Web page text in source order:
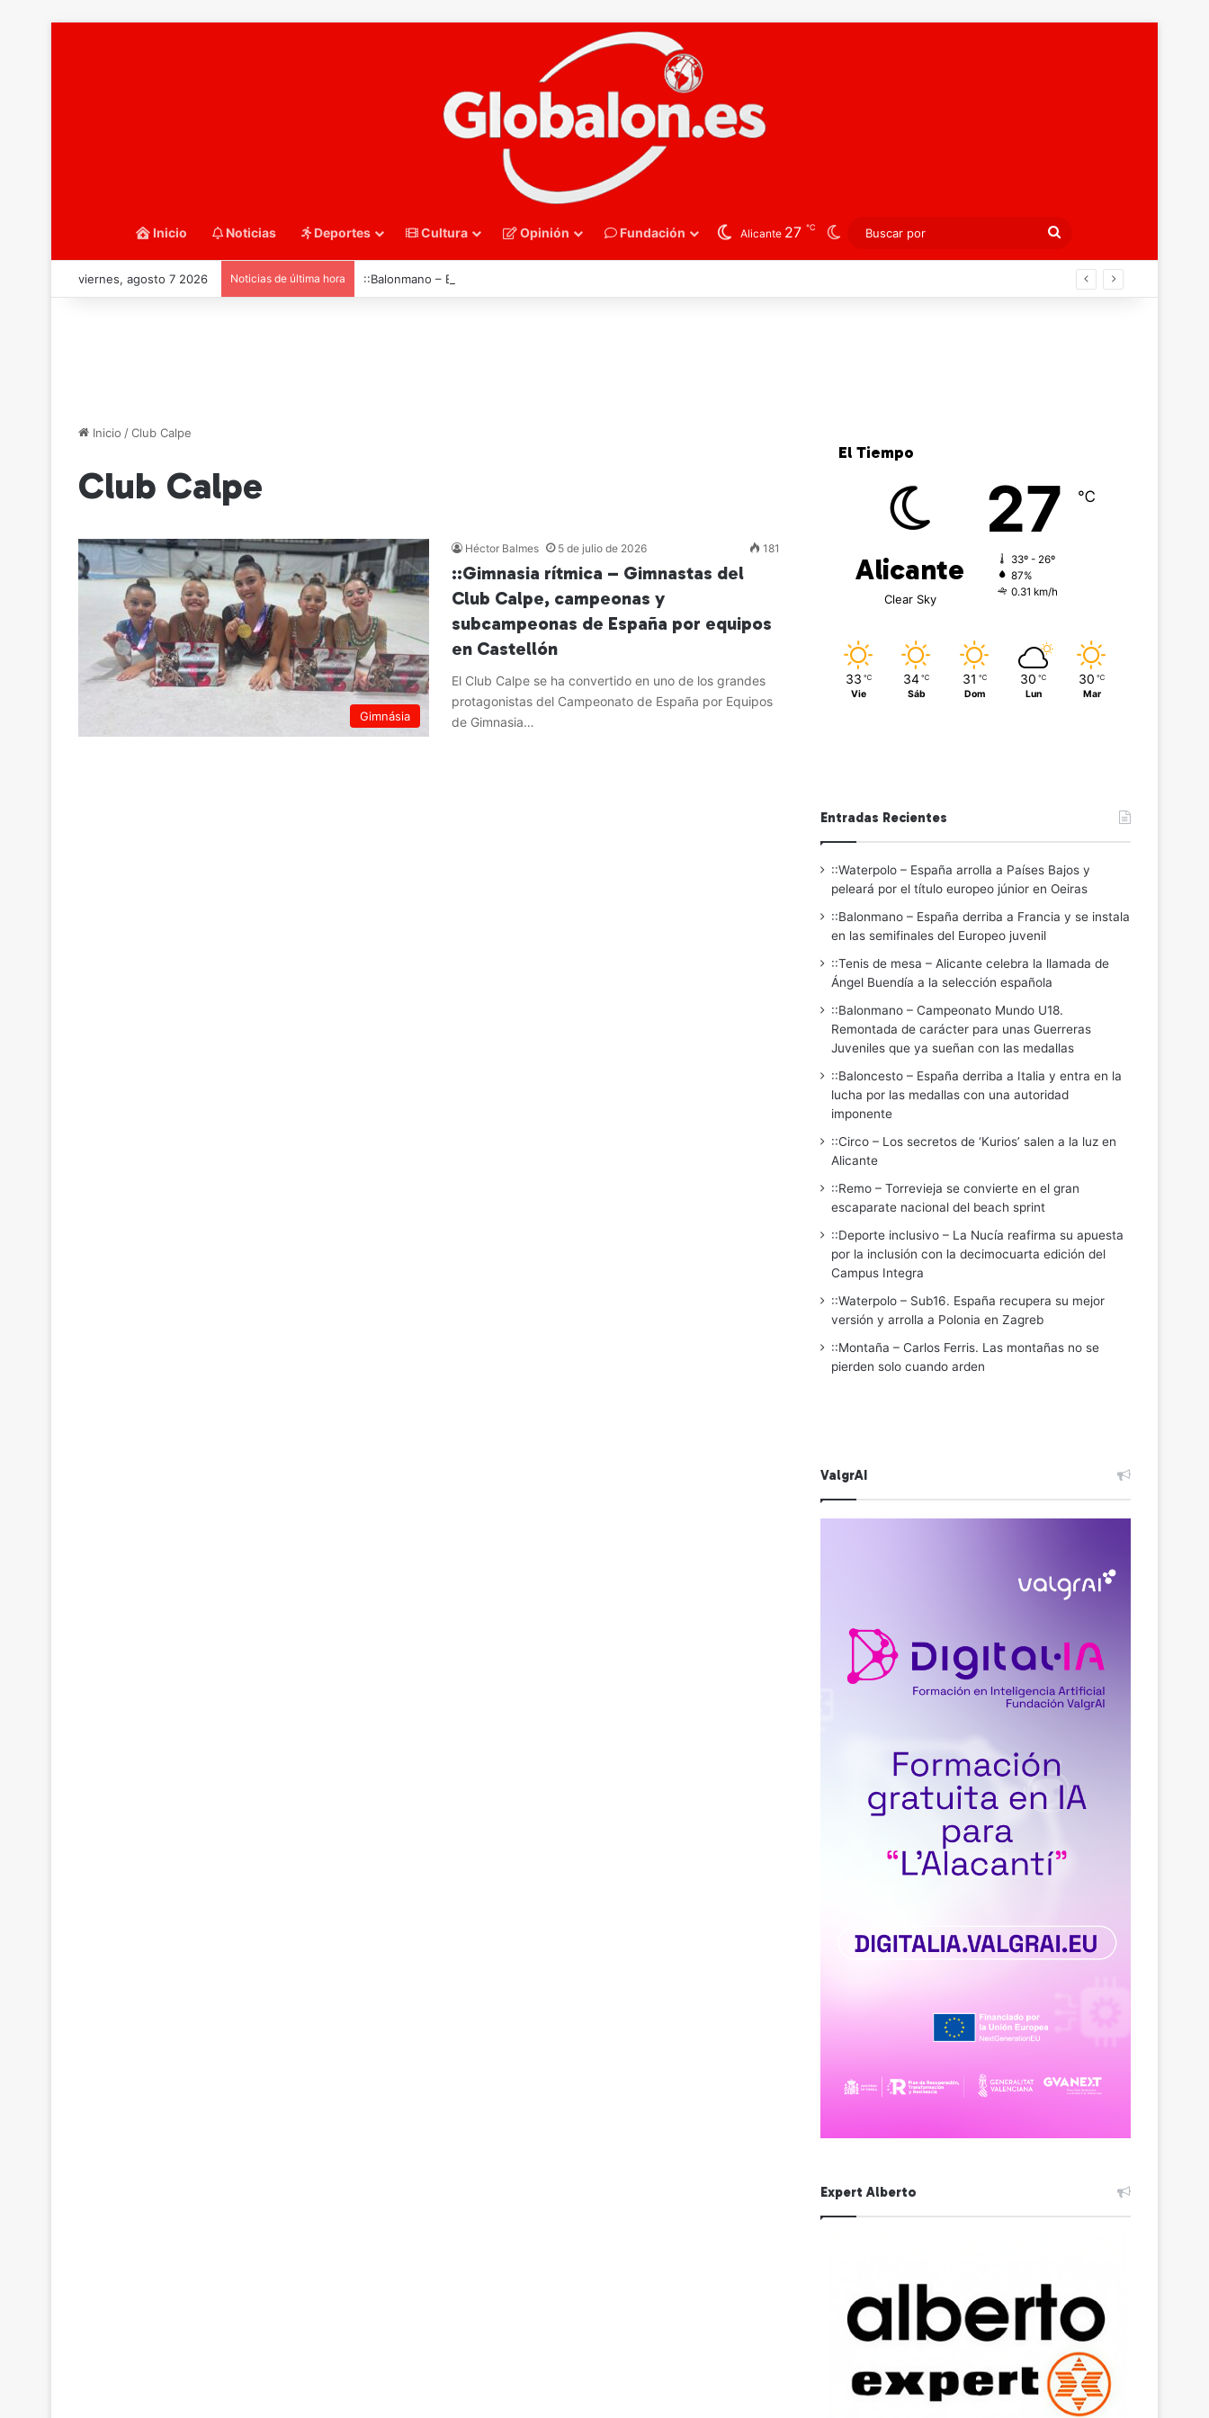
Inicio Noticias Deportes Cultura Opinión Fundación Alicante 27 ℃ Switch skin
por
viernes, agosto 7 2026 Noticias de última hora ::Balonmano – España derriba a Francia y se instala en las semifinales del Europeo juvenil
Inicio /Club Calpe
Club Calpe
Gimnásia
Héctor Balmes 5 de julio de 2026 181
::Gimnasia rítmica – Gimnastas del
Club Calpe, campeonas y
subcampeonas de España por equipos
en Castellón
El Club Calpe se ha convertido en uno de los grandes
protagonistas del Campeonato de España por Equipos
de Gimnasia…
El Tiempo
Alicante
Clear Sky
27 ℃
33º - 26º
87%
0.31 km/h
33 ℃
Vie
34 ℃
Sáb
31 ℃
Dom
30 ℃
Lun
30 ℃
Mar
Entradas Recientes
::Waterpolo – España arrolla a Países Bajos y
peleará por el título europeo júnior en Oeiras
::Balonmano – España derriba a Francia y se instala
en las semifinales del Europeo juvenil
::Tenis de mesa – Alicante celebra la llamada de
Ángel Buendía a la selección española
::Balonmano – Campeonato Mundo U18.
Remontada de carácter para unas Guerreras
Juveniles que ya sueñan con las medallas
::Baloncesto – España derriba a Italia y entra en la
lucha por las medallas con una autoridad
imponente
::Circo – Los secretos de ‘Kurios’ salen a la luz en
Alicante
::Remo – Torrevieja se convierte en el gran
escaparate nacional del beach sprint
::Deporte inclusivo – La Nucía reafirma su apuesta
por la inclusión con la decimocuarta edición del
Campus Integra
::Waterpolo – Sub16. España recupera su mejor
versión y arrolla a Polonia en Zagreb
::Montaña – Carlos Ferris. Las montañas no se
pierden solo cuando arden
ValgrAI
Expert Alberto